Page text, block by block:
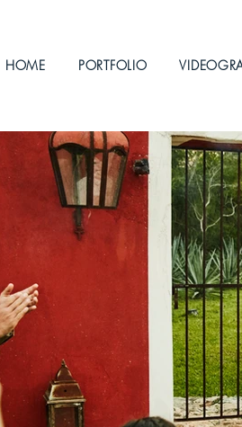
HOME PORTFOLIO